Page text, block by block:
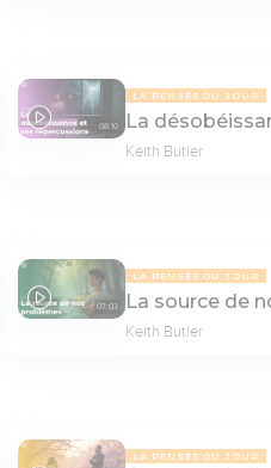
08:10
LA PENSÉE DU JOUR
La
Keith Butler
07:03
LA PENSÉE DU JOUR
La source de
Keith Butler
LA PENSÉE DU JOUR